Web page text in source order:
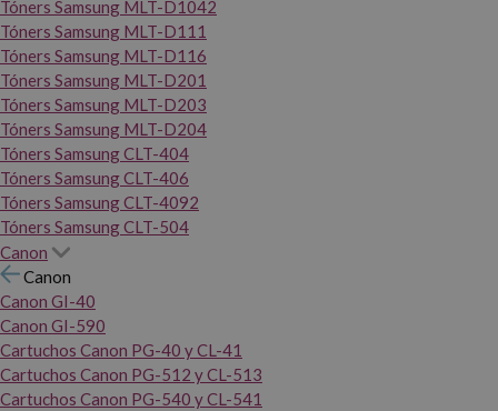
Tóners Samsung MLT-D1042
Tóners Samsung MLT-D111
Tóners Samsung MLT-D116
Tóners Samsung MLT-D201
Tóners Samsung MLT-D203
Tóners Samsung MLT-D204
Tóners Samsung CLT-404
Tóners Samsung CLT-406
Tóners Samsung CLT-4092
Tóners Samsung CLT-504
Canon
Canon
Canon GI-40
Canon GI-590
Cartuchos Canon PG-40 y CL-41
Cartuchos Canon PG-512 y CL-513
Cartuchos Canon PG-540 y CL-541